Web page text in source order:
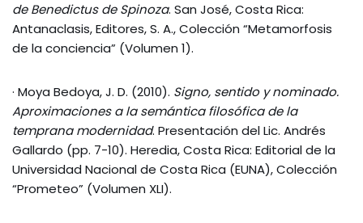
de Benedictus de Spinoza. San José, Costa Rica:
Antanaclasis, Editores, S. A., Colección “Metamorfosis
de la conciencia” (Volumen 1).
· Moya Bedoya, J. D. (2010). Signo, sentido y nominado.
Aproximaciones a la semántica filosófica de la
temprana modernidad. Presentación del Lic. Andrés
Gallardo (pp. 7-10). Heredia, Costa Rica: Editorial de la
Universidad Nacional de Costa Rica (EUNA), Colección
“Prometeo” (Volumen XLI).